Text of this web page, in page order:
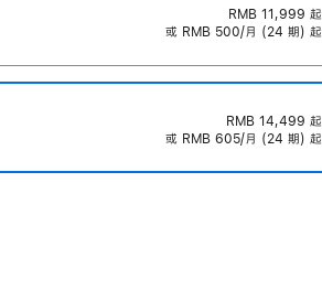
RMB 11,999 起
或 RMB 500/月 (24 期) 起
RMB 14,499 起
或 RMB 605/月 (24 期) 起